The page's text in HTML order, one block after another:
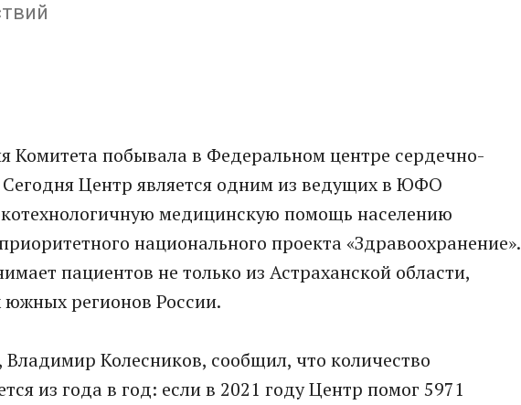
Комитета побывала в Федеральном центре сердечно-
Сегодня Центр является одним из ведущих в ЮФО
медицинскую помощь населению
национального проекта «Здравоохранение».
пациентов не только из Астраханской области,
южных регионов России.
Колесников, сообщил, что количество
из года в год: если в 2021 году Центр помог 5971